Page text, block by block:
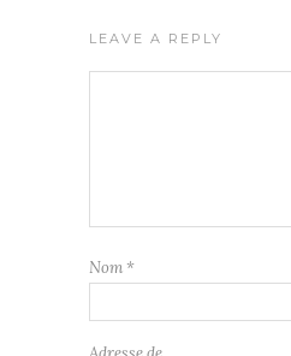
LEAVE A REPLY
Nom *